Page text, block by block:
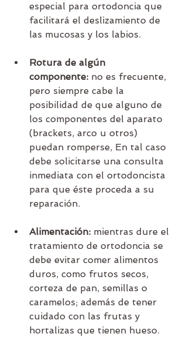
especial para ortodoncia que
facilitará el deslizamiento de
las mucosas y los labios.
Rotura de algún
componente: no es frecuente,
pero siempre cabe la
posibilidad de que alguno de
los componentes del aparato
(brackets, arco u otros)
puedan romperse, En tal caso
debe solicitarse una consulta
inmediata con el ortodoncista
para que éste proceda a su
reparación.
Alimentación: mientras dure el
tratamiento de ortodoncia se
debe evitar comer alimentos
duros, como frutos secos,
corteza de pan, semillas o
caramelos; además de tener
cuidado con las frutas y
hortalizas que tienen hueso.